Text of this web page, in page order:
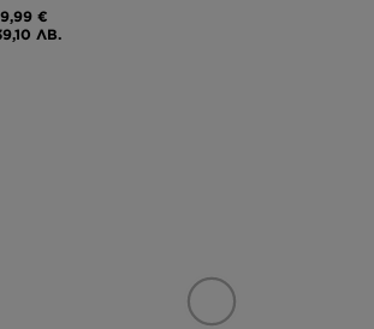
€
ЛВ.